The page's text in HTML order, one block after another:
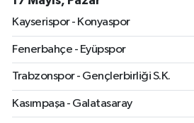
Kayserispor - Konyaspor
Fenerbahçe - Eyüpspor
Trabzonspor - Gençlerbirliği S.K.
Kasımpaşa - Galatasaray